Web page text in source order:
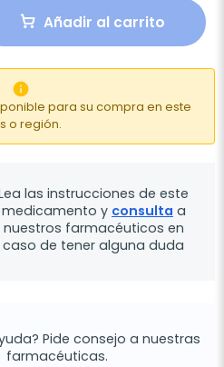
Añadir al carrito

para su compra en este
o región.
las instrucciones de este
medicamento y consulta a
nuestros farmacéuticos en
caso de tener alguna duda
Pide consejo a nuestras
farmacéuticas.